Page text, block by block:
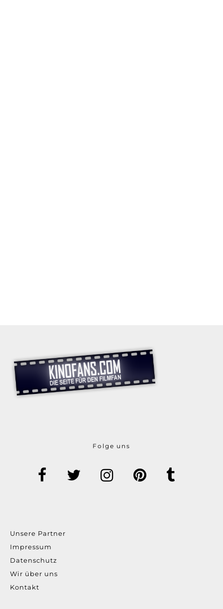
Folge uns
Unsere Partner
Impressum
Datenschutz
Wir über uns
Kontakt